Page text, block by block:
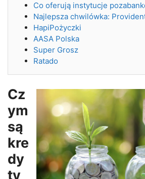
Co oferują instytucje
Najlepsza chwilówka:
HapiPożyczki
AASA Polska
Super Grosz
Ratado
Cz
ym
są
kre
dy
ty